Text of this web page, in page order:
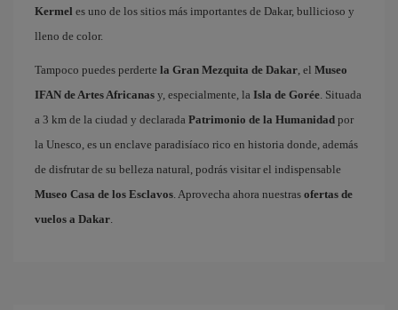
Kermel es uno de los sitios más importantes de Dakar, bullicioso y
lleno de color.
Tampoco puedes perderte la Gran Mezquita de Dakar, el Museo
IFAN de Artes Africanas y, especialmente, la Isla de Gorée. Situada
a 3 km de la ciudad y declarada Patrimonio de la Humanidad por
la Unesco, es un enclave paradisíaco rico en historia donde, además
de disfrutar de su belleza natural, podrás visitar el indispensable
Museo Casa de los Esclavos. Aprovecha ahora nuestras ofertas de
vuelos a Dakar.